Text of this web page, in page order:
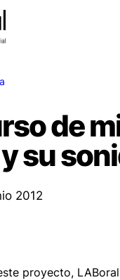
de
su
2012
proyecto,